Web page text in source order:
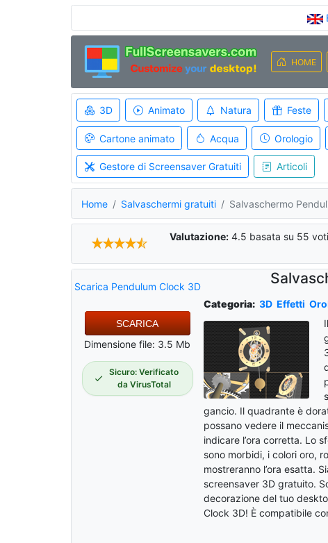
HOME
3D Animato Natura Feste
Cartone animato Acqua Orologio
Gestore di Screensaver Gratuiti Articoli
Home Salvaschermi gratuiti Salvaschermo
Valutazione: 4.5 basata su 55 voti
Scarica Pendulum Clock 3D
SCARICA
Dimensione file: 3.5 Mb
Sicuro: Verificato
da VirusTotal
Categoria: 3D Effetti
gancio. Il quadrante è
possano vedere il
indicare l’ora corretta. Lo
sono morbidi, i colori oro,
mostreranno l’ora esatta.
screensaver 3D gratuito.
decorazione del tuo
Clock 3D! È compatibile